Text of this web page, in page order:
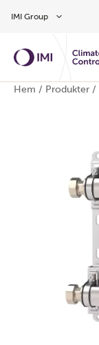
IMI Group
Hem / Produkter /